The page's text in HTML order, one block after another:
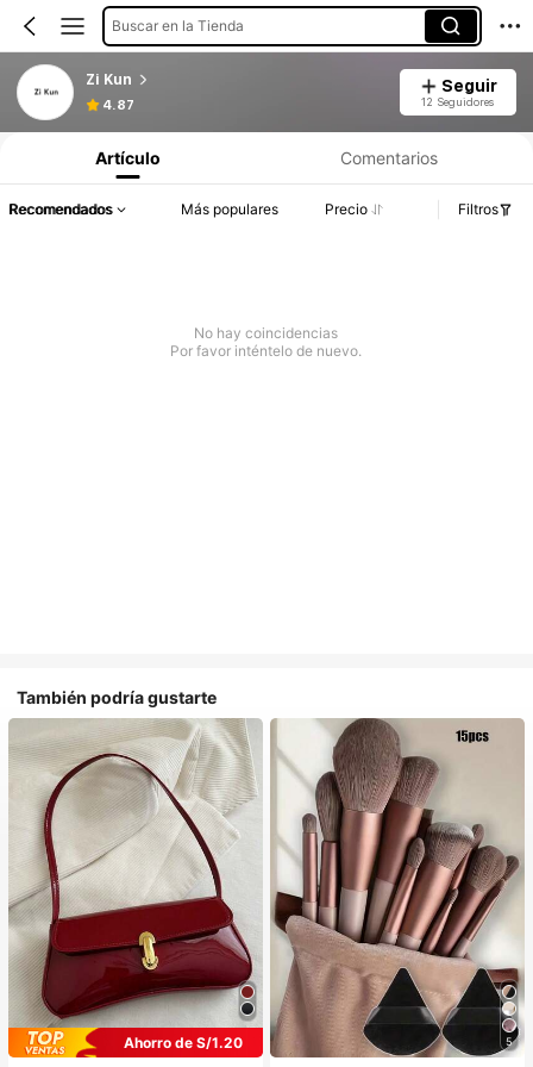
Buscar en la Tienda
Zi Kun
4.87
Seguir
12 Seguidores
Artículo Comentarios
Recomendados Más populares Precio Filtros
No hay coincidencias
Por favor inténtelo de nuevo.
También podría gustarte
Ahorro de S/1.20
5